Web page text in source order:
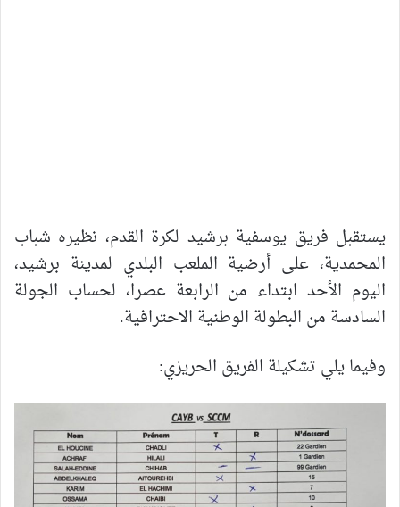
يستقبل فريق يوسفية برشيد لكرة القدم، نظيره شباب
المحمدية، على أرضية الملعب البلدي لمدينة برشيد،
اليوم الأحد ابتداء من الرابعة عصرا، لحساب الجولة
السادسة من البطولة الوطنية الاحترافية.
وفيما يلي تشكيلة الفريق الحريزي: